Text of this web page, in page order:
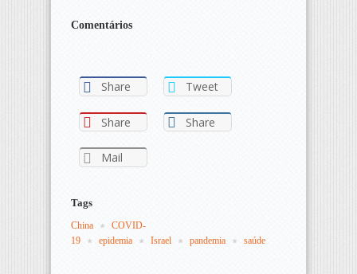
Comentários
Share Tweet
Share Share
Mail
Tags
China
COVID-
19
epidemia Israel pandemia saúde